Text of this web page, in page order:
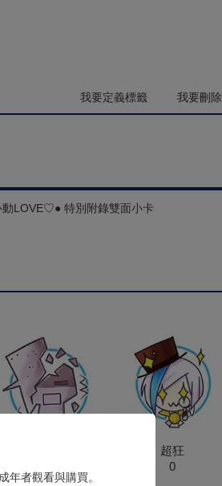
我要定義標籤 我要刪除
LOVE♡● 特別附錄雙面小卡
超狂
0
年者觀看與購買。